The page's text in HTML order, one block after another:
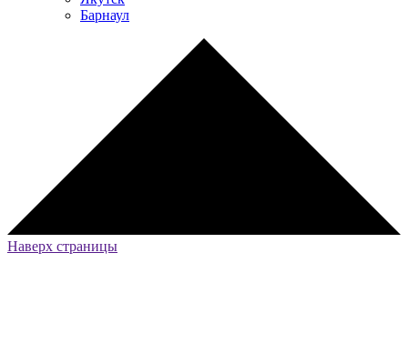
Барнаул
Наверх страницы